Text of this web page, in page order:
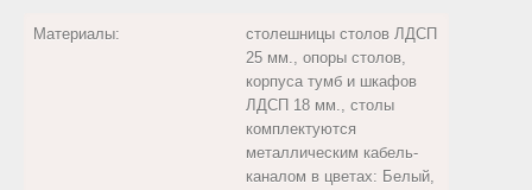
Материалы:
столешницы столов ЛДСП
25 мм., опоры столов,
корпуса тумб и шкафов
ЛДСП 18 мм., столы
комплектуются
металлическим кабель-
каналом в цветах: Белый,